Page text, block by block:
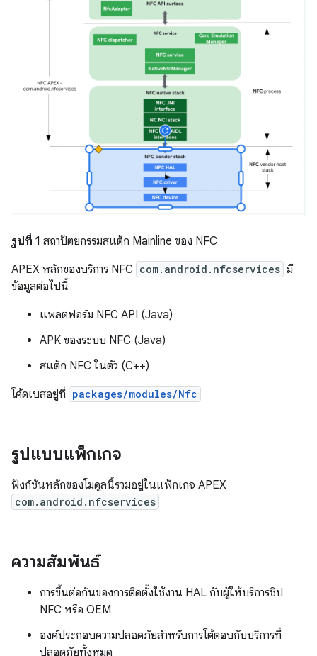
รูปที่ 1 สถาปัตยกรรมสแต็ก Mainline ของ NFC
APEX หลักของบริการ NFC com.android.nfcservices มี
ข้อมูลต่อไปนี้
แพลตฟอร์ม NFC API (Java)
APK ของระบบ NFC (Java)
สแต็ก NFC ในตัว (C++)
โค้ดเบสอยู่ที่ packages/modules/Nfc
รูปแบบแพ็กเกจ
ฟังก์ชันหลักของโมดูลนี้รวมอยู่ในแพ็กเกจ APEX
com.android.nfcservices
ความสัมพันธ์
การขึ้นต่อกันของการติดตั้งใช้งาน HAL กับผู้ให้บริการชิป
NFC หรือ OEM
องค์ประกอบความปลอดภัยสำหรับการโต้ตอบกับบริการที่
ปลอดภัยทั้งหมด